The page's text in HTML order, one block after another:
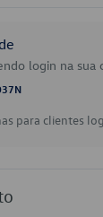
login na sua
para clientes